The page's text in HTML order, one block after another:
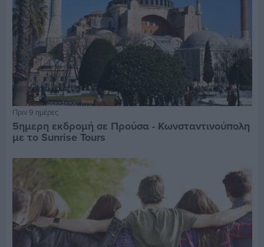
Πριν 9 ημέρες
5ημερη εκδρομή σε Προύσα - Κωνσταντινούπολη
με το Sunrise Tours